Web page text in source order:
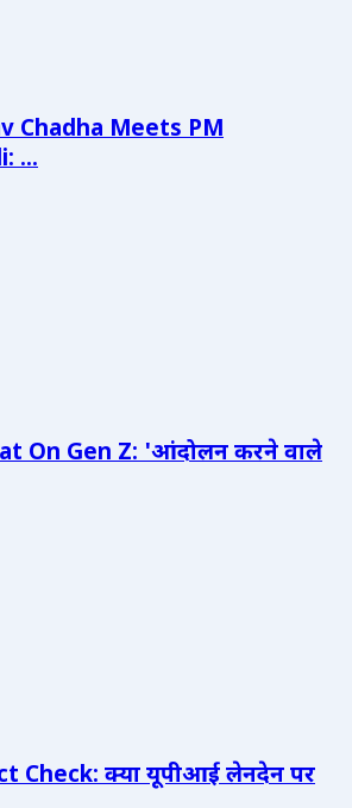
Chadha Meets PM
...
On Gen Z: 'आंदोलन करने वाले
Check: क्या यूपीआई लेनदेन पर